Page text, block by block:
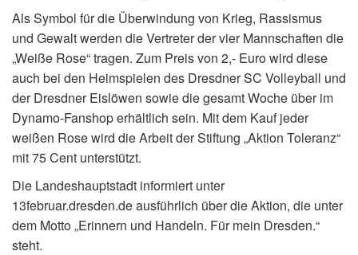
Als Symbol für die Überwindung von Krieg, Rassismus
und Gewalt werden die Vertreter der vier Mannschaften die
„Weiße Rose“ tragen. Zum Preis von 2,- Euro wird diese
auch bei den Heimspielen des Dresdner SC Volleyball und
der Dresdner Eislöwen sowie die gesamt Woche über im
Dynamo-Fanshop erhältlich sein. Mit dem Kauf jeder
weißen Rose wird die Arbeit der Stiftung „Aktion Toleranz“
mit 75 Cent unterstützt.
Die Landeshauptstadt informiert unter
13februar.dresden.de ausführlich über die Aktion, die unter
dem Motto „Erinnern und Handeln. Für mein Dresden.“
steht.